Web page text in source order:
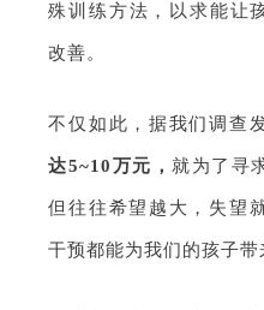
殊训练方法，以求能让
改善。
不仅如此，据我们调查
达5~10万元，就为了寻
但往往希望越大，失望
干预都能为我们的孩子带